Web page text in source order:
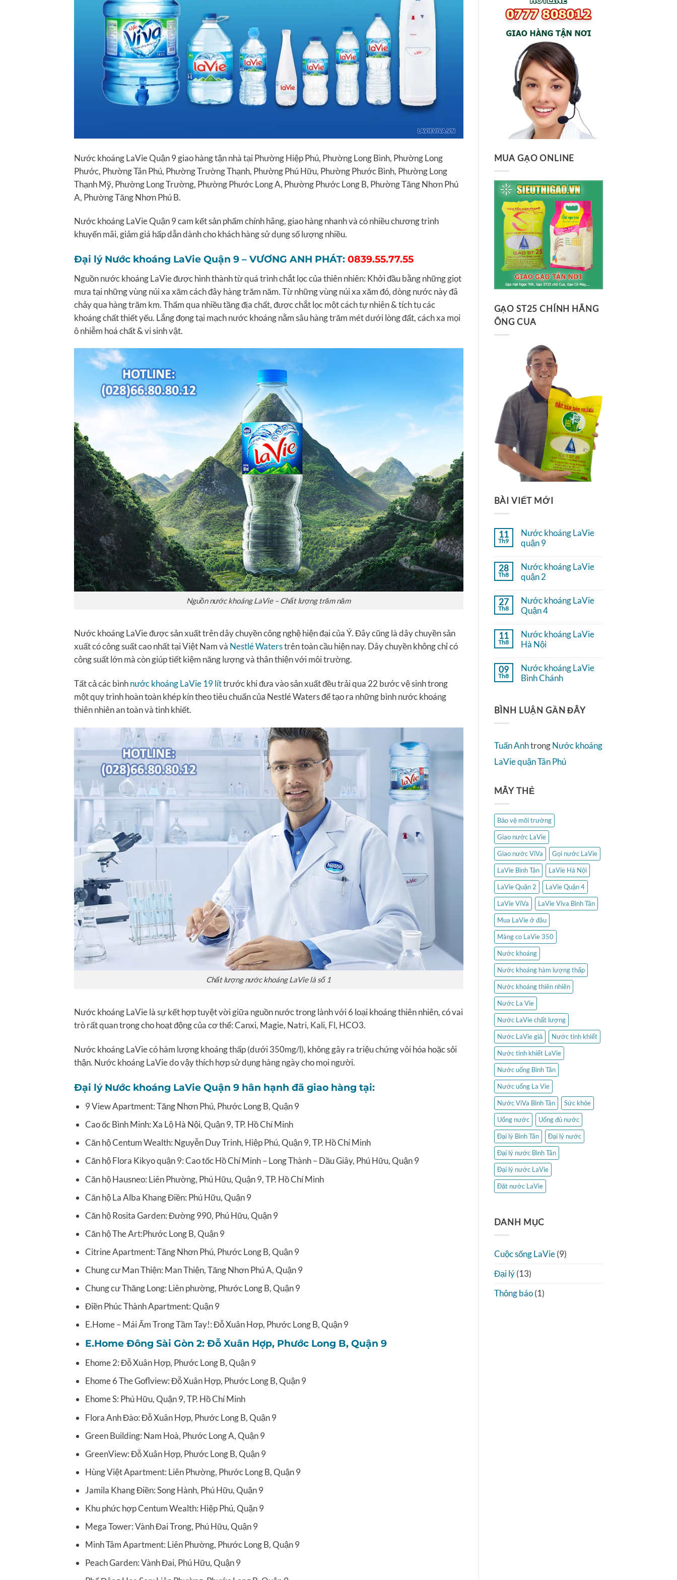
Nước khoáng LaVie Quận 9 giao hàng tận nhà tại Phường Hiệp Phú, Phường Long Bình, Phường Long
Phước, Phường Tân Phú, Phường Trường Thạnh, Phường Phú Hữu, Phường Phước Bình, Phường Long
Thạnh Mỹ, Phường Long Trường, Phường Phước Long A, Phường Phước Long B, Phường Tăng Nhơn Phú
A, Phường Tăng Nhơn Phú B.
Nước khoáng LaVie Quận 9 cam kết sản phẩm chính hãng, giao hàng nhanh và có nhiều chương trình
khuyến mãi, giảm giá hấp dẫn dành cho khách hàng sử dụng số lượng nhiều.
Đại lý Nước khoáng LaVie Quận 9 – VƯƠNG ANH PHÁT: 0839.55.77.55
Nguồn nước khoáng LaVie được hình thành từ quá trình chắt lọc của thiên nhiên: Khởi đầu bằng những giọt
mưa tại những vùng núi xa xăm cách đây hàng trăm năm. Từ những vùng núi xa xăm đó, dòng nước này đã
chảy qua hàng trăm km. Thấm qua nhiều tầng địa chất, được chắt lọc một cách tự nhiên & tích tụ các
khoáng chất thiết yếu. Lắng đọng tại mạch nước khoáng nằm sâu hàng trăm mét dưới lòng đất, cách xa mọi
ô nhiễm hoá chất & vi sinh vật.
Nguồn nước khoáng LaVie – Chất lượng trăm năm
Nước khoáng LaVie được sản xuất trên dây chuyền công nghệ hiện đại của Ý. Đây cũng là dây chuyền sản
xuất có công suất cao nhất tại Việt Nam và Nestlé Waterstrên toàn cầu hiện nay. Dây chuyền không chỉ có
công suất lớn mà còn giúp tiết kiệm năng lượng và thân thiện với môi trường.
Tất cả các bìnhnước khoáng LaVie 19 líttrước khi đưa vào sản xuất đều trải qua 22 bước vệ sinh trong
một quy trình hoàn toàn khép kín theo tiêu chuẩn của Nestlé Waters để tạo ra những bình nước khoáng
thiên nhiên an toàn và tinh khiết.
Chất lượng nước khoáng LaVie là số 1
Nước khoáng LaVie là sự kết hợp tuyệt vời giữa nguồn nước trong lành với 6 loại khoáng thiên nhiên, có vai
trò rất quan trọng cho hoạt động của cơ thể: Canxi, Magie, Natri, Kali, Fl, HCO3.
Nước khoáng LaVie có hàm lượng khoáng thấp (dưới 350mg/l), không gây ra triệu chứng vôi hóa hoặc sỏi
thận. Nước khoáng LaVie do vậy thích hợp sử dụng hàng ngày cho mọi người.
Đại lý Nước khoáng LaVie Quận 9 hân hạnh đã giao hàng tại:
9 View Apartment: Tăng Nhơn Phú, Phước Long B, Quận 9
Cao ốc Bình Minh: Xa Lộ Hà Nội, Quận 9, TP. Hồ Chí Minh
Căn hộ Centum Wealth: Nguyễn Duy Trinh, Hiệp Phú, Quận 9, TP. Hồ Chí Minh
Căn hộ Flora Kikyo quận 9: Cao tốc Hồ Chí Minh – Long Thành – Dầu Giây, Phú Hữu, Quận 9
Căn hộ Hausneo: Liên Phường, Phú Hữu, Quận 9, TP. Hồ Chí Minh
Căn hộ La Alba Khang Điền: Phú Hữu, Quận 9
Căn hộ Rosita Garden: Đường 990, Phú Hữu, Quận 9
Căn hộ The Art:Phước Long B, Quận 9
Citrine Apartment: Tăng Nhơn Phú, Phước Long B, Quận 9
Chung cư Man Thiện: Man Thiện, Tăng Nhơn Phú A, Quận 9
Chung cư Thăng Long: Liên phường, Phước Long B, Quận 9
Điền Phúc Thành Apartment: Quận 9
E.Home – Mái Ấm Trong Tầm Tay!: Đỗ Xuân Hơp, Phước Long B, Quận 9
E.Home Đông Sài Gòn 2: Đỗ Xuân Hợp, Phước Long B, Quận 9
Ehome 2: Đỗ Xuân Hợp, Phước Long B, Quận 9
Ehome 6 The Goflview: Đỗ Xuân Hợp, Phước Long B, Quận 9
Ehome S: Phú Hữu, Quận 9, TP. Hồ Chí Minh
Flora Anh Đào: Đỗ Xuân Hợp, Phước Long B, Quận 9
Green Building: Nam Hoà, Phước Long A, Quận 9
GreenView: Đỗ Xuân Hợp, Phước Long B, Quận 9
Hùng Việt Apartment: Liên Phường, Phước Long B, Quận 9
Jamila Khang Điền: Song Hành, Phú Hữu, Quận 9
Khu phức hợp Centum Wealth: Hiệp Phú, Quận 9
Mega Tower: Vành Đai Trong, Phú Hữu, Quận 9
Minh Tâm Apartment: Liên Phường, Phước Long B, Quận 9
Peach Garden: Vành Đai, Phú Hữu, Quận 9
MUA GẠO ONLINE
GẠO ST25 CHÍNH HÃNG
ÔNG CUA
BÀI VIẾT MỚI
11
Th9
Nước khoáng LaVie
quận 9
bình
luận
ở
khoáng
LaVie
quận
28
Th8
Nước khoáng LaVie
quận 2
bình
luận
ở
khoáng
LaVie
quận
27
Th8
Nước khoáng LaVie
Quận 4
bình
luận
ở
khoáng
LaVie
Quận
11
Th8
Nước khoáng LaVie
Hà Nội
bình
luận
ở
LaVie
Hà
09
Th8
Nước khoáng LaVie
Bình Chánh
luận
Bình
BÌNH LUẬN GẦN ĐÂY
Tuấn AnhtrongNước khoáng
LaVie quận Tân Phú
MÂY THẺ
Bảo vệ môi trường
Giao nước LaVie
Giao nước ViVa Gọi nước LaVie
LaVie Bình Tân LaVie Hà Nội
LaVie Quận 2 LaVie Quận 4
LaVie ViVa LaVie Viva Bình Tân
Mua LaVie ở đâu
Màng co LaVie 350
Nước khoáng
Nước khoáng hàm lượng thấp
Nước khoáng thiên nhiên
Nước La Vie
Nước LaVie chất lượng
Nước LaVie giả Nước tinh khiết
Nước tinh khiết LaVie
Nước uống Bình Tân
Nước uống La Vie
Nước ViVa Bình Tân Sức khỏe
Uống nước Uống đủ nước
Đại lý Bình Tân Đại lý nước
Đại lý nước Bình Tân
Đại lý nước LaVie
Đặt nước LaVie
DANH MỤC
Cuộc sống LaVie(9)
Đại lý(13)
Thông báo(1)